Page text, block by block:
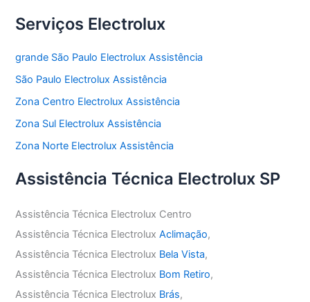
Serviços Electrolux
grande São Paulo Electrolux Assistência
São Paulo Electrolux Assistência
Zona Centro Electrolux Assistência
Zona Sul Electrolux Assistência
Zona Norte Electrolux Assistência
Assistência Técnica Electrolux SP
Assistência Técnica Electrolux Centro
Assistência Técnica ElectroluxAclimação,
Assistência Técnica Electrolux Bela Vista,
Assistência Técnica Electrolux Bom Retiro,
Assistência Técnica Electrolux Brás,